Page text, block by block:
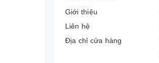
Giới thiệu
Liên hệ
Địa chỉ cửa hàng